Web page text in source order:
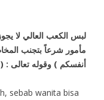
لبس الكعب العالي لا
مأمور شرعاً بتجنب
أنفسكم ) وقوله تعالى : (
sebab wanita bisa